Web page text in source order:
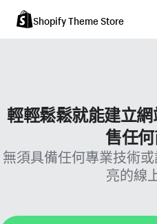
Shopify Theme Store
輕輕鬆鬆就能建立
售任何
無須具備任何專業技術
亮的線